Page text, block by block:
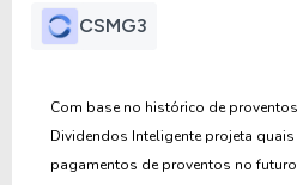
CSMG3
Com base no histórico de
Dividendos Inteligente projeta
pagamentos de proventos no